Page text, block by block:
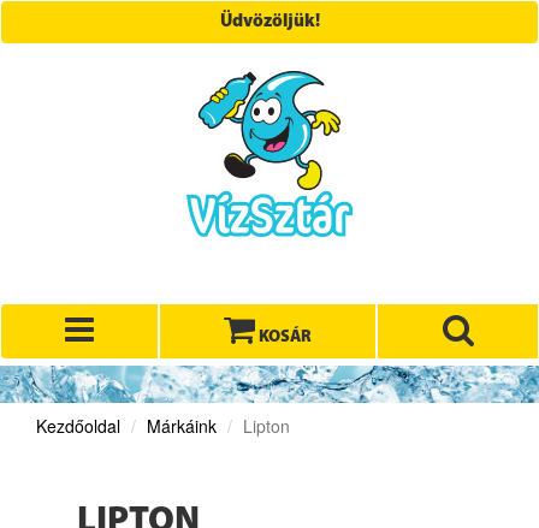
Üdvözöljük!
KOSÁR
Kezdőoldal Márkáink Lipton